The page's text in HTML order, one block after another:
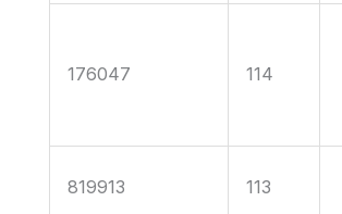
176047 114
819913 113